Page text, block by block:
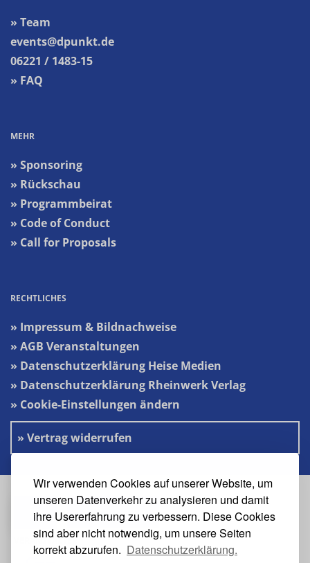
Wir verwenden Cookies auf unserer Website, um
unseren Datenverkehr zu analysieren und damit
ihre Usererfahrung zu verbessern. Diese Cookies
sind aber nicht notwendig, um unsere Seiten
korrekt abzurufen. Datenschutzerklärung.
» Team
events@dpunkt.de
06221 / 1483-15
» FAQ
MEHR
» Sponsoring
» Rückschau
» Programmbeirat
» Code of Conduct
» Call for Proposals
RECHTLICHES
» Impressum & Bildnachweise
» AGB Veranstaltungen
» Datenschutzerklärung Heise Medien
» Datenschutzerklärung Rheinwerk Verlag
» Cookie-Einstellungen ändern
» Vertrag widerrufen
#s2n-heise
VERANSTALTER